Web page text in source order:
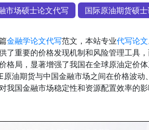
市场硕士论文代写 国际原油期货硕
金融学论文代写范文，本站专业代写论文
了重要的价格发现机制和风险管理工具
格局，显著增强了我国在全球原油定价
原油期货与中国金融市场之间在价格波
我国金融市场稳定性和资源配置效率的影